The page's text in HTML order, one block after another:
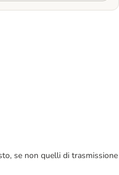
se non quelli di trasmissione